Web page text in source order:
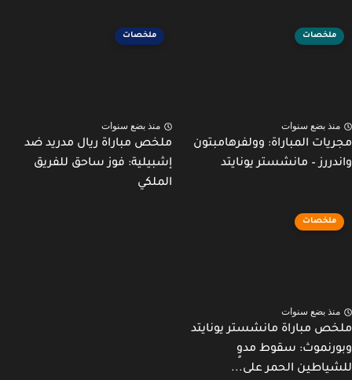
ملخصات
بضع سنوات
المباراة: وولفرهامبتون
– مانشستر يونايتد
ملخصات
منذ بضع سنوات
ملخص مباراة ريال مدريد ضد
إشبيلية: فوز ساحق للفريق
الملكي
ملخصات
بضع سنوات
مباراة مانشستر يونايتد
سقوط مدوٍ
الحمر على...